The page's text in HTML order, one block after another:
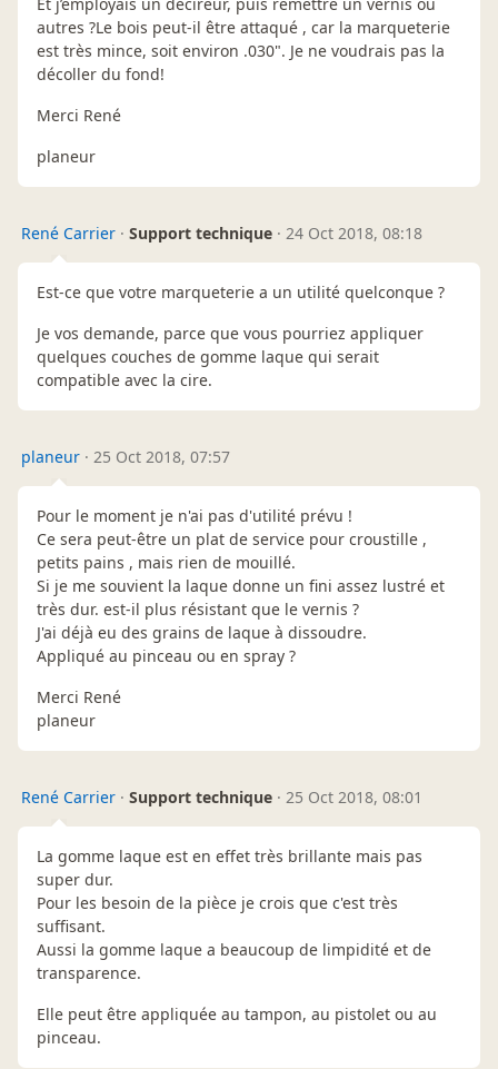
autres ?Le bois peut-il être attaqué , car la marqueterie
est très mince, soit environ .030". Je ne voudrais pas la
décoller du fond!
Merci René
planeur
René Carrier · Support technique · 24 Oct 2018, 08:18
Est-ce que votre marqueterie a un utilité quelconque ?
Je vos demande, parce que vous pourriez appliquer
quelques couches de gomme laque qui serait
compatible avec la cire.
planeur · 25 Oct 2018, 07:57
Pour le moment je n'ai pas d'utilité prévu !
Ce sera peut-être un plat de service pour croustille ,
petits pains , mais rien de mouillé.
Si je me souvient la laque donne un fini assez lustré et
très dur. est-il plus résistant que le vernis ?
J'ai déjà eu des grains de laque à dissoudre.
Appliqué au pinceau ou en spray ?
Merci René
planeur
René Carrier · Support technique · 25 Oct 2018, 08:01
La gomme laque est en effet très brillante mais pas
super dur.
Pour les besoin de la pièce je crois que c'est très
suffisant.
Aussi la gomme laque a beaucoup de limpidité et de
transparence.
Elle peut être appliquée au tampon, au pistolet ou au
pinceau.